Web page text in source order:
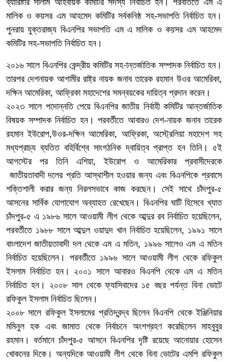
ব্যারিষ্টার সালাম আহবায়ক কমিটির সদস্য নির্বাচিত হন। পরবর্তিতে এম এ
মালিক ও কয়সর এম আহমেদ কমিটির সর্বকনিষ্ঠ সহ-সভাপতি নির্বাচিত হন।
পুনরায় যুক্তরাজ্য বিএনপির সভাপতি এম এ মালিক ও কয়সর এম আহমেদ
কমিটির সহ-সভাপতি নির্বাচিত হন।
২০১৬ সালে বিএনপির কেন্দ্রীয় কমিটির সহ-ান্তর্জাতিক সম্পাদক নির্বাচিত হন।
তারপর দেশনায়ক আগামীর রাষ্ট্র নায়ক জনাব তারেক রহমান উওর আমেরিকা,
দক্ষিন আমেরিকা, আফ্রিকা মহাদেশের সমন্বয়কের দায়িত্ব প্রদান করেন।
২০২৩ সালে পদোন্নতি পেয়ে বিএনপির জাতীয় নির্বাহী কমিটির আন্তর্জাতিক
বিষয়ক সম্পাদক নির্বাচিত হন। পরবর্তীতে আবারও দেশ-নায়ক জনাব তারেক
রহমান ইউরোপ,উওর-দক্ষিন আমেরিকা, আফ্রিকা, অস্ট্রেলিয়া মহাদেশ সহ
মধ্যপ্রাচ্য ব্যতিত বহির্বিশ্বে সাংগঠনিক দ্বায়িত্ব প্রাপ্ত হন তিনি। ৫ই
আগস্টের পর তিনি এশিয়া, ইউরোপ ও আমেরিকার প্রবাসীদেরকে
জাতীয়তাবাদী দলের প্রতি আস্থাশীল হওয়ার জন্য এবং বিএনপিকে প্রবাসে
শক্তিশালী করার জন্য নিরলসভাবে কাজ করছেন। সেই সাথে চাঁদপুর-৫
আসনের সার্বিক যোগাযোগ অব্যাহত রেখেছেন। বিএনপির ঘাটি হিসেবে খ্যাত
চাঁদপুর-৫ এ ১৯৮৬ সালে আওয়ামী লীগ থেকে আব্দুর রব নির্বাচিত হয়েছিলেন,
পরবর্তীতে ১৯৮৮ সালে আব্দুল ওয়াদুদ খান নির্বাচিত হয়েছিলেন, ১৯৯১ সালে
বাংলাদেশ জাতীয়তাবাদী দল থেকে এম এ মতিন, ১৯৯৬ সালেও এম এ মতিন
নির্বাচিত হয়েছিলেন। পরবর্তীতে ১৯৯৬ সালে আওয়ামী লীগ থেকে রফিকুল
ইসলাম নির্বাচিত হন। ২০০১ সালে আবারও বিএনপি থেকে এম এ মতিন
নির্বাচিত হন। ২০০৮ সাল থেকে ফ্যাসিবাদের ১৫ বছর পর্যন্ত বিনা ভোটে
রফিকুল ইসলাম নির্বাচিত ছিলেন।
২০০৮ সালে রফিকুল ইসলামের প্রতিদ্বন্দ্ব ছিলেন বিএনপি থেকে ইঞ্জিনিয়ার
মমিনুল হক এবং জামাত থেকে নির্বাচনে অংশগ্রহণ করেছিলেন মাহবুবুর
রহমান। বর্তমানে চাঁদপুর-৫ আসনে বিএনপির দৃষ্টি রয়েছে আনোয়ার হোসেন
খোকনের দিকে। অন্যদিকে আওয়ামী লীগ থেকে বিনা ভোটের এমপি রফিকুল